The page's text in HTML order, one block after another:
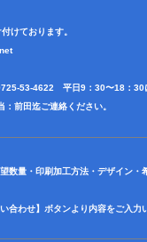
けております。
53-4622 平日9：30〜18：30
前田迄ご連絡ください。
数量・印刷加工方法・デザイン
合わせ】ボタンより内容をご入力